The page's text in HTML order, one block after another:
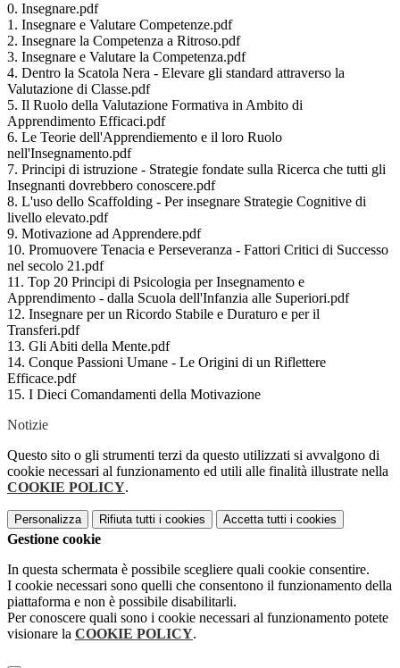
0. Insegnare.pdf
1. Insegnare e Valutare Competenze.pdf
2. Insegnare la Competenza a Ritroso.pdf
3. Insegnare e Valutare la Competenza.pdf
4. Dentro la Scatola Nera - Elevare gli standard attraverso la
Valutazione di Classe.pdf
5. Il Ruolo della Valutazione Formativa in Ambito di
Apprendimento Efficaci.pdf
6. Le Teorie dell'Apprendiemento e il loro Ruolo
nell'Insegnamento.pdf
7. Principi di istruzione - Strategie fondate sulla Ricerca che tutti gli
Insegnanti dovrebbero conoscere.pdf
8. L'uso dello Scaffolding - Per insegnare Strategie Cognitive di
livello elevato.pdf
9. Motivazione ad Apprendere.pdf
10. Promuovere Tenacia e Perseveranza - Fattori Critici di Successo
nel secolo 21.pdf
11. Top 20 Principi di Psicologia per Insegnamento e
Apprendimento - dalla Scuola dell'Infanzia alle Superiori.pdf
12. Insegnare per un Ricordo Stabile e Duraturo e per il
Transferi.pdf
13. Gli Abiti della Mente.pdf
14. Conque Passioni Umane - Le Origini di un Riflettere
Efficace.pdf
15. I Dieci Comandamenti della Motivazione
Notizie
Questo sito o gli strumenti terzi da questo utilizzati si avvalgono di
cookie necessari al funzionamento ed utili alle finalità illustrate nella
COOKIE POLICY.
Personalizza Rifiuta tutti i cookies Accetta tutti i cookies
Gestione cookie
In questa schermata è possibile scegliere quali cookie consentire.
I cookie necessari sono quelli che consentono il funzionamento della
piattaforma e non è possibile disabilitarli.
Per conoscere quali sono i cookie necessari al funzionamento potete
visionare la COOKIE POLICY.